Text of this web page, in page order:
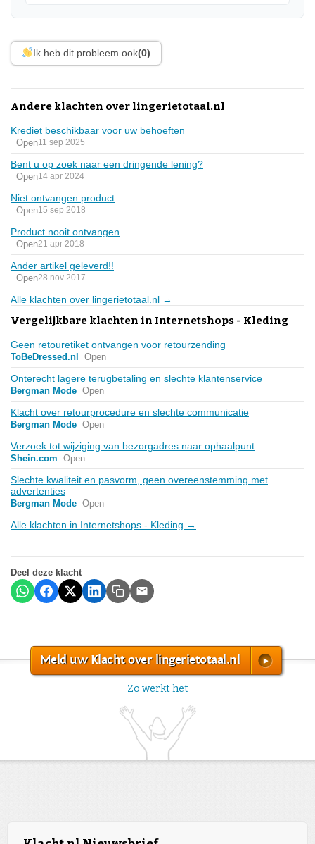
Ik heb dit probleem ook(0)
Andere klachten over lingerietotaal.nl
Krediet beschikbaar voor uw behoeften
Open11 sep 2025
Bent u op zoek naar een dringende lening?
Open14 apr 2024
Niet ontvangen product
Open15 sep 2018
Product nooit ontvangen
Open21 apr 2018
Ander artikel geleverd!!
Open28 nov 2017
Alle klachten over lingerietotaal.nl →
Vergelijkbare klachten in Internetshops - Kleding
Geen retouretiket ontvangen voor retourzending
ToBeDressed.nl Open
Onterecht lagere terugbetaling en slechte klantenservice
Bergman Mode Open
Klacht over retourprocedure en slechte communicatie
Bergman Mode Open
Verzoek tot wijziging van bezorgadres naar ophaalpunt
Shein.com Open
Slechte kwaliteit en pasvorm, geen overeenstemming met
advertenties
Bergman Mode Open
Alle klachten in Internetshops - Kleding →
Deel deze klacht
Meld uw Klacht over lingerietotaal.nl
Zo werkt het